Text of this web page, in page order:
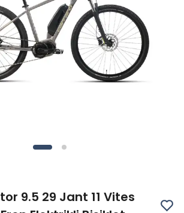
9.5 29 Jant 11 Vites